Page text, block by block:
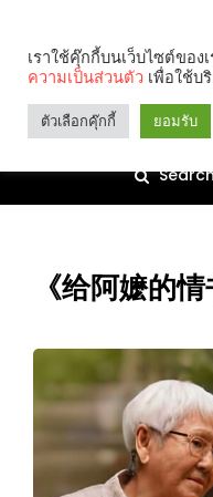
《给阿嬷的情
เราใช้คุ๊กกี้บนเว็บไซต์ขอ
ความเป็นส่วนตัว เพื่อใช้บ
ตัวเลือกคุ๊กกี้ ยอมรับ